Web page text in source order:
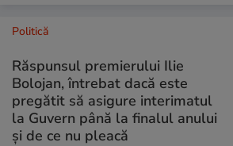
Politică
Răspunsul premierului Ilie
Bolojan, întrebat dacă este
pregătit să asigure interimatul
la Guvern până la finalul anului
și de ce nu pleacă